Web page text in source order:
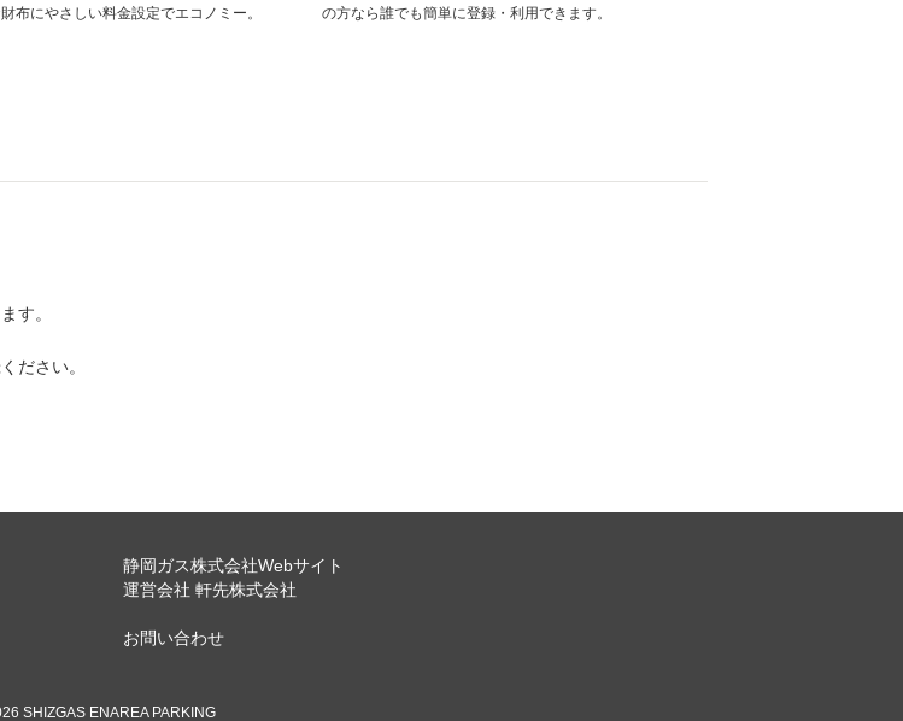
布にやさしい料金設定でエコノミー。
の方なら誰でも簡単に登録・利用できます。
す。
ださい。
静岡ガス株式会社Webサイト
運営会社 軒先株式会社
お問い合わせ
SHIZGAS ENAREA PARKING